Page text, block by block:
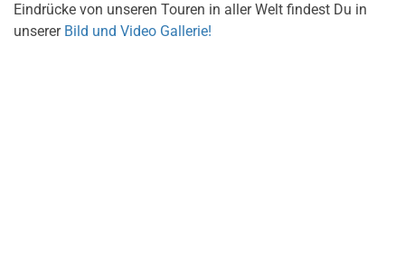
Eindrücke von unseren Touren in aller Welt findest Du in
unserer Bild und Video Gallerie!